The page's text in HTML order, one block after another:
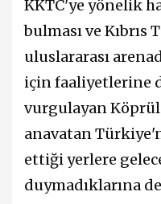
KKTC'ye yönelik
bulması ve Kıbrıs
uluslararası
için faaliyetlerine
vurgulayan
anavatan
ettiği yerlere
duymadıklarına